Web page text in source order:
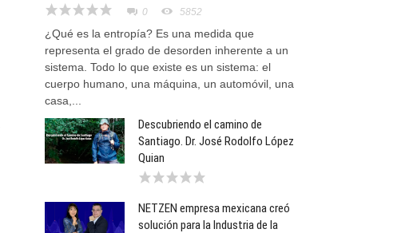
0 5852
¿Qué es la entropía? Es una medida que
representa el grado de desorden inherente a un
sistema. Todo lo que existe es un sistema: el
cuerpo humano, una máquina, un automóvil, una
casa,...
Descubriendo el camino de
Santiago. Dr. José Rodolfo López
Quian
NETZEN empresa mexicana creó
solución para la Industria de la